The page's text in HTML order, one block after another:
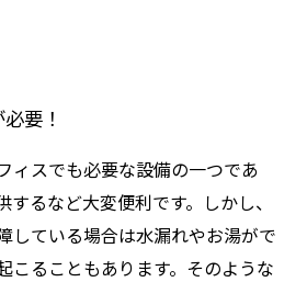
要！
ィスでも必要な設備の一つであ
するなど大変便利です。しかし、
している場合は水漏れやお湯がで
こることもあります。そのような